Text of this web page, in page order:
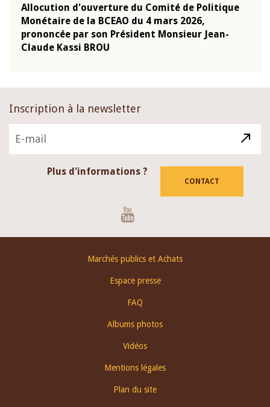
Allocution d'ouverture du Comité de Politique
Monétaire de la BCEAO du 4 mars 2026,
prononcée par son Président Monsieur Jean-
Claude Kassi BROU
Inscription à la newsletter
Plus d'informations ?
CONTACT
Marchés publics et Achats
Espace presse
FAQ
Albums photos
Vidéos
Mentions légales
Plan du site